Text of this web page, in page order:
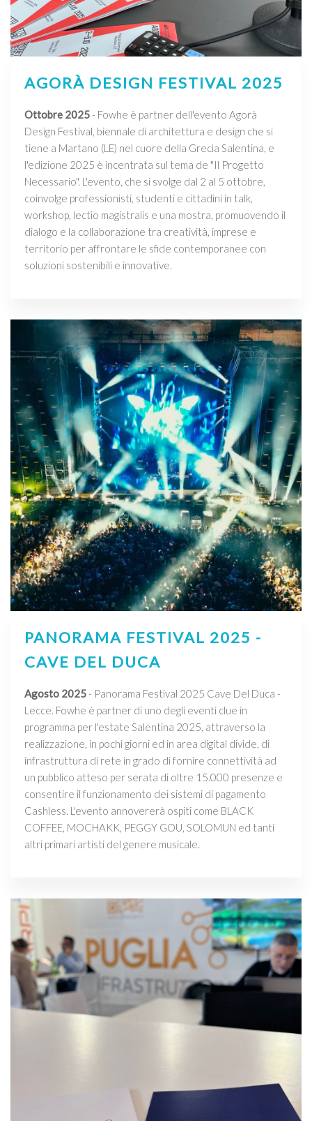
AGORÀ DESIGN FESTIVAL 2025
Ottobre 2025- Fowhe è partner dell'evento Agorà
Design Festival, biennale di architettura e design che si
tiene a Martano (LE) nel cuore della Grecìa Salentina, e
l'edizione 2025 è incentrata sul tema de "Il Progetto
Necessario". L'evento, che si svolge dal 2 al 5 ottobre,
coinvolge professionisti, studenti e cittadini in talk,
workshop, lectio magistralis e una mostra, promuovendo il
dialogo e la collaborazione tra creatività, imprese e
territorio per affrontare le sfide contemporanee con
soluzioni sostenibili e innovative.
PANORAMA FESTIVAL 2025 -
CAVE DEL DUCA
Agosto 2025- Panorama Festival 2025 Cave Del Duca -
Lecce. Fowhe è partner di uno degli eventi clue in
programma per l'estate Salentina 2025, attraverso la
realizzazione, in pochi giorni ed in area digital divide, di
infrastruttura di rete in grado di fornire connettività ad
un pubblico atteso per serata di oltre 15.000 presenze e
consentire il funzionamento dei sistemi di pagamento
Cashless. L'evento annovererà ospiti come BLACK
COFFEE, MOCHAKK, PEGGY GOU, SOLOMUN ed tanti
altri primari artisti del genere musicale.